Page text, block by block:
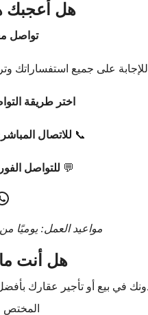
هل أعجبك
تواصل
على جميع استفساراتك
اختر طريقة
📞 للاتصال
💬 للتواصل
مواعيد العمل: يوميًا من 9 صباحًا حتى 9
هل أنت
في بيع أو تأجير عقارك
المختص